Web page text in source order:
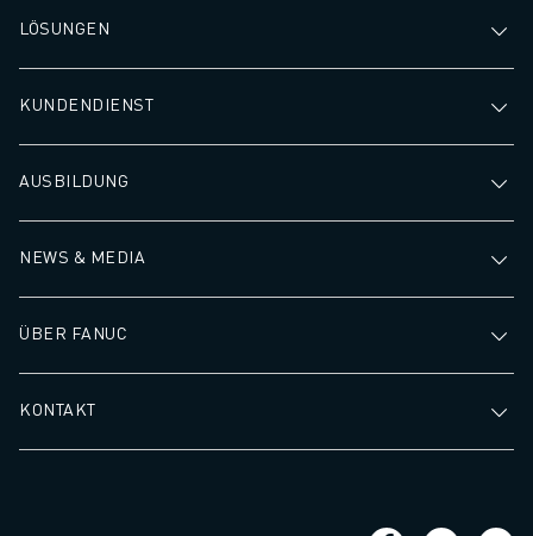
LÖSUNGEN
KUNDENDIENST
AUSBILDUNG
NEWS & MEDIA
ÜBER FANUC
KONTAKT